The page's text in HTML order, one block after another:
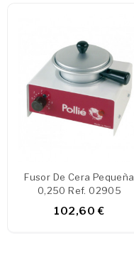
Fusor De Cera Pequeña
0,250 Ref. 02905
102,60 €